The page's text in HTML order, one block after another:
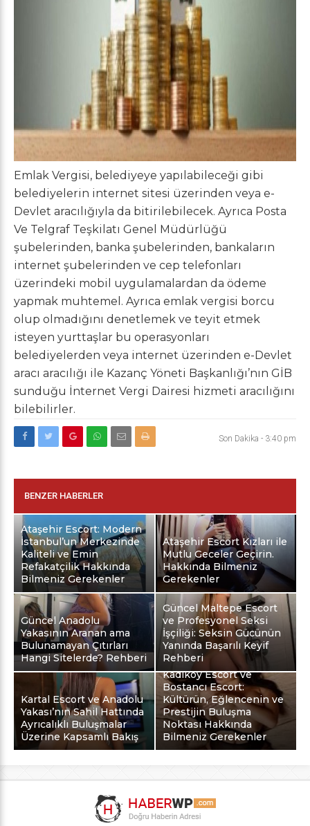
Emlak Vergisi, belediyeye yapılabileceği gibi
belediyelerin internet sitesi üzerinden veya e-
Devlet aracılığıyla da bitirilebilecek. Ayrıca Posta
Ve Telgraf Teşkilatı Genel Müdürlüğü
şubelerinden, banka şubelerinden, bankaların
internet şubelerinden ve cep telefonları
üzerindeki mobil uygulamalardan da ödeme
yapmak muhtemel. Ayrıca emlak vergisi borcu
olup olmadığını denetlemek ve teyit etmek
isteyen yurttaşlar bu operasyonları
belediyelerden veya internet üzerinden e-Devlet
aracı aracılığı ile Kazanç Yöneti Başkanlığı’nın GİB
sunduğu İnternet Vergi Dairesi hizmeti aracılığını
bilebilirler.
Son Dakika - 3:40 pm
BENZER HABERLER
Ataşehir Escort: Modern
İstanbul’un Merkezinde
Kaliteli ve Emin
Refakatçilik Hakkında
Bilmeniz Gerekenler
Ataşehir Escort Kızları ile
Mutlu Geceler Geçirin.
Hakkında Bilmeniz
Gerekenler
Güncel Anadolu
Yakasının Aranan ama
Bulunamayan Çıtırları
Hangi Sitelerde? Rehberi
Güncel Maltepe Escort
ve Profesyonel Seksi
İşçiliği: Seksin Gücünün
Yanında Başarılı Keyif
Rehberi
Kartal Escort ve Anadolu
Yakası’nın Sahil Hattında
Ayrıcalıklı Buluşmalar
Üzerine Kapsamlı Bakış
Kadıköy Escort ve
Bostancı Escort:
Kültürün, Eğlencenin ve
Prestijin Buluşma
Noktası Hakkında
Bilmeniz Gerekenler